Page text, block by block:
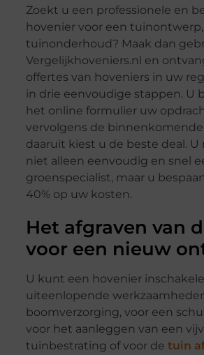
Zoekt u een professionele en
hovenier voor een
tuinonderhoud? Maak dan
Vergelijkhoveniers.nl en
offertes van hoveniers in uw
in drie eenvoudige stappen. U
het online formulier uw
vervolgens de
daaruit kiest u de beste deal.
niet alleen eenvoudig en snel
groenspecialist, maar u
40% op uw kosten.
Het afgraven van
voor een nieuw
U kunt een hovenier
uiteenlopende
boomverzorging, voor een
voor het aanleggen van een
tuinbestrating of voor de tuin